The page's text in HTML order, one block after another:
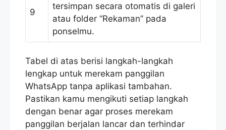
9
tersimpan secara otomatis di galeri
atau folder “Rekaman” pada
ponselmu.
Tabel di atas berisi langkah-langkah
lengkap untuk merekam panggilan
WhatsApp tanpa aplikasi tambahan.
Pastikan kamu mengikuti setiap langkah
dengan benar agar proses merekam
panggilan berjalan lancar dan terhindar